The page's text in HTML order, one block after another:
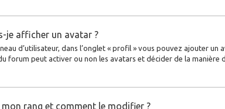
je afficher un avatar ?
d’utilisateur, dans l’onglet « profil » vous pouvez ajouter
forum peut activer ou non les avatars et décider de la
mon rang et comment le modifier ?